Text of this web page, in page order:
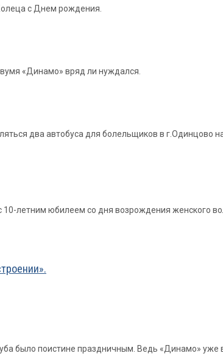
с Днем рождения.
«Динамо» вряд ли нуждался.
два автобуса для болельщиков в г.Одинцово
летним юбилеем со дня возрождения женского
было поистине праздничным. Ведь «Динамо» уже